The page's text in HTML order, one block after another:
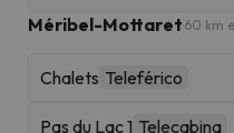
Méribel-Mottaret 60 km
Chalets Teleférico
Pas du Lac 1 Telecabina